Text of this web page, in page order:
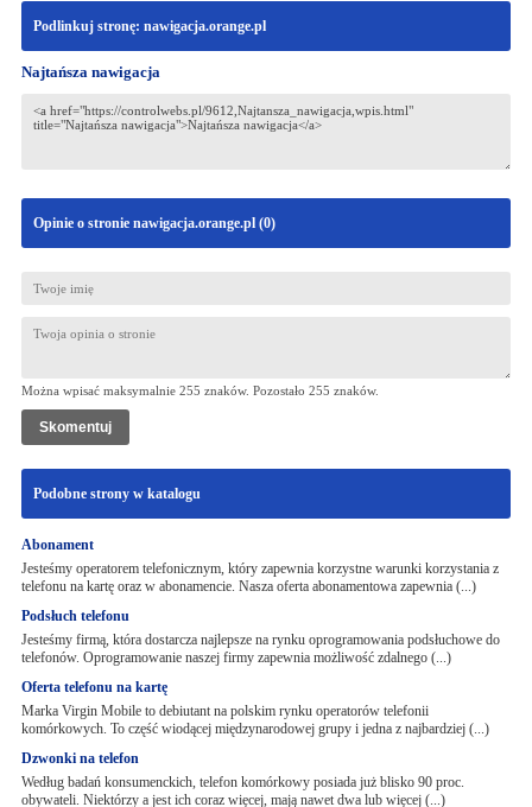
Podlinkuj stronę: nawigacja.orange.pl
Najtańsza nawigacja
Opinie o stronie nawigacja.orange.pl (0)
Można wpisać maksymalnie 255 znaków. Pozostało 255 znaków.
Podobne strony w katalogu
Abonament
Jesteśmy operatorem telefonicznym, który zapewnia korzystne warunki korzystania z
telefonu na kartę oraz w abonamencie. Nasza oferta abonamentowa zapewnia (...)
Podsłuch telefonu
Jesteśmy firmą, która dostarcza najlepsze na rynku oprogramowania podsłuchowe do
telefonów. Oprogramowanie naszej firmy zapewnia możliwość zdalnego (...)
Oferta telefonu na kartę
Marka Virgin Mobile to debiutant na polskim rynku operatorów telefonii
komórkowych. To część wiodącej międzynarodowej grupy i jedna z najbardziej (...)
Dzwonki na telefon
Według badań konsumenckich, telefon komórkowy posiada już blisko 90 proc.
obywateli. Niektórzy a jest ich coraz więcej, mają nawet dwa lub więcej (...)